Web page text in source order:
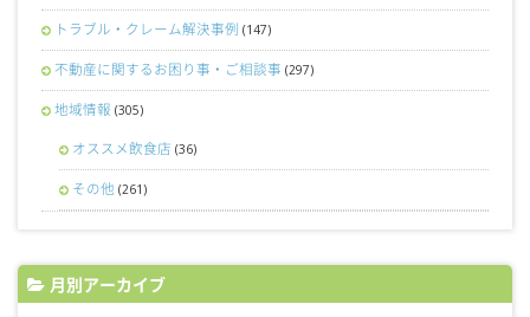
トラブル・クレーム解決事例 (147)
不動産に関するお困り事・ご相談事 (297)
地域情報 (305)
オススメ飲食店 (36)
その他 (261)
月別アーカイブ